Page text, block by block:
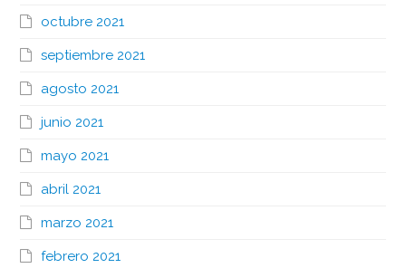
octubre 2021
septiembre 2021
agosto 2021
junio 2021
mayo 2021
abril 2021
marzo 2021
febrero 2021